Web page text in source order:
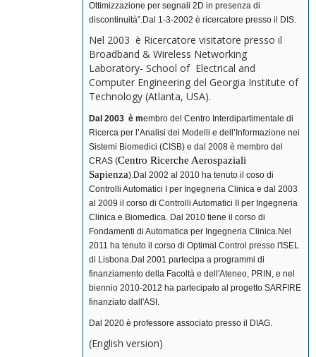
Ottimizzazione per segnali 2D in presenza di
discontinuità”.Dal 1-3-2002 è ricercatore presso il DIS.
Nel 2003 è Ricercatore visitatore presso il
Broadband & Wireless Networking
Laboratory- School of Electrical and
Computer Engineering del Georgia Institute of
Technology (Atlanta, USA).
Dal 2003 è membro del Centro Interdipartimentale di
Ricerca per l’Analisi dei Modelli e dell’Informazione nei
Sistemi Biomedici (CISB) e dal 2008 è membro del
CRAS (Centro Ricerche Aerospaziali
Sapienza).Dal 2002 al 2010 ha tenuto il coso di
Controlli Automatici I per Ingegneria Clinica e dal 2003
al 2009 il corso di Controlli Automatici II per Ingegneria
Clinica e Biomedica. Dal 2010 tiene il corso di
Fondamenti di Automatica per Ingegneria Clinica.Nel
2011 ha tenuto il corso di Optimal Control presso l'ISEL
di Lisbona.Dal 2001 partecipa a programmi di
finanziamento della Facoltà e dell'Ateneo, PRIN, e nel
biennio 2010-2012 ha partecipato al progetto SARFIRE
finanziato dall'ASI.
Dal 2020 è professore associato presso il DIAG.
(English version)